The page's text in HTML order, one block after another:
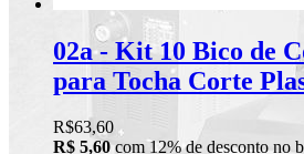
02a - Kit 10 Bico de
para Tocha Corte
R$63,60
R$ 5,60com 12% de desconto no